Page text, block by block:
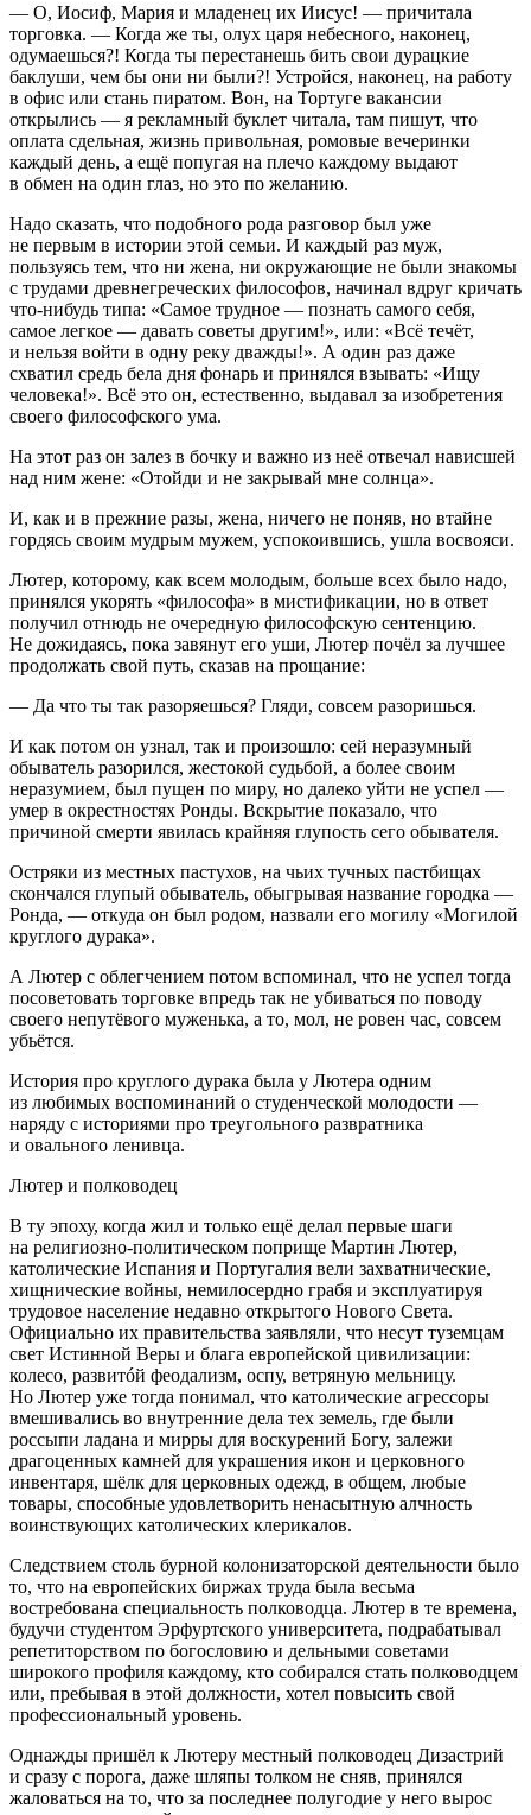
— О, Иосиф, Мария и младенец их Иисус! — причитала
торговка. — Когда же ты, олух царя небесного, наконец,
одумаешься?! Когда ты перестанешь бить свои дурацкие
баклуши, чем бы они ни были?! Устройся, наконец, на работу
в офис или стань пиратом. Вон, на Тортуге вакансии
открылись — я рекламный буклет читала, там пишут, что
оплата сдельная, жизнь привольная, ромовые вечеринки
каждый день, а ещё попугая на плечо каждому выдают
в обмен на один глаз, но это по желанию.
Надо сказать, что подобного рода разговор был уже
не первым в истории этой семьи. И каждый раз муж,
пользуясь тем, что ни жена, ни окружающие не были знакомы
с трудами древнегреческих философов, начинал вдруг кричать
что-нибудь типа: «Самое трудное — познать самого себя,
самое легкое — давать советы другим!», или: «Всё течёт,
и нельзя войти в одну реку дважды!». А один раз даже
схватил средь бела дня фонарь и принялся взывать: «Ищу
человека!». Всё это он, естественно, выдавал за изобретения
своего философского ума.
На этот раз он залез в бочку и важно из неё отвечал нависшей
над ним жене: «Отойди и не закрывай мне солнца».
И, как и в прежние разы, жена, ничего не поняв, но втайне
гордясь своим мудрым мужем, успокоившись, ушла восвояси.
Лютер, которому, как всем молодым, больше всех было надо,
принялся укорять «философа» в мистификации, но в ответ
получил отнюдь не очередную философскую сентенцию.
Не дожидаясь, пока завянут его уши, Лютер почёл за лучшее
продолжать свой путь, сказав на прощание:
— Да что ты так разоряешься? Гляди, совсем разоришься.
И как потом он узнал, так и произошло: сей неразумный
обыватель разорился, жестокой судьбой, а более своим
неразумием, был пущен по миру, но далеко уйти не успел —
умер в окрестностях Ронды. Вскрытие показало, что
причиной смерти явилась крайняя глупость сего обывателя.
Остряки из местных пастухов, на чьих тучных пастбищах
скончался глупый обыватель, обыгрывая название городка —
Ронда, — откуда он был родом, назвали его могилу «Могилой
круглого дурака».
А Лютер с облегчением потом вспоминал, что не успел тогда
посоветовать торговке впредь так не убиваться по поводу
своего непутёвого муженька, а то, мол, не ровен час, совсем
убьётся.
История про круглого дурака была у Лютера одним
из любимых воспоминаний о студенческой молодости —
наряду с историями про треугольного развратника
и овального ленивца.
Лютер и полководец
В ту эпоху, когда жил и только ещё делал первые шаги
на религиозно-политическом поприще Мартин Лютер,
католические Испания и Португалия вели захватнические,
хищнические войны, немилосердно грабя и эксплуатируя
трудовое население недавно открытого Нового Света.
Официально их правительства заявляли, что несут туземцам
свет Истинной Веры и блага европейской цивилизации:
колесо, развитóй феодализм, оспу, ветряную мельницу.
Но Лютер уже тогда понимал, что католические агрессоры
вмешивались во внутренние дела тех земель, где были
россыпи ладана и мирры для воскурений Богу, залежи
драгоценных камней для украшения икон и церковного
инвентаря, шёлк для церковных одежд, в общем, любые
товары, способные удовлетворить ненасытную алчность
воинствующих католических клерикалов.
Следствием столь бурной колонизаторской деятельности было
то, что на европейских биржах труда была весьма
востребована специальность полководца. Лютер в те времена,
будучи студентом Эрфуртского университета, подрабатывал
репетиторством по богословию и дельными советами
широкого профиля каждому, кто собирался стать полководцем
или, пребывая в этой должности, хотел повысить свой
профессиональный уровень.
Однажды пришёл к Лютеру местный полководец Дизастрий
и сразу с порога, даже шляпы толком не сняв, принялся
жаловаться на то, что за последнее полугодие у него вырос